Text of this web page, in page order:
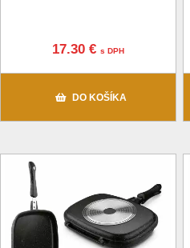
17.30 € s DPH
DO KOŠÍKA